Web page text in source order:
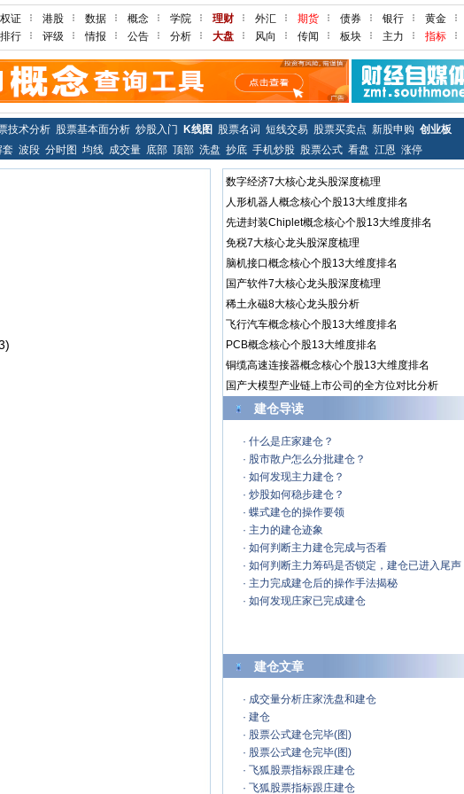
权证 港股 数据 概念 学院 理财 外汇 期货 债券 银行 黄金
排行 评级 情报 公告 分析 大盘 风向 传闻 板块 主力 指标
技术分析 股票基本面分析 炒股入门 K线图 股票名词 短线交易 股票买卖点 新股申购 创业板
套 波段 分时图 均线 成交量 底部 顶部 洗盘 抄底 手机炒股 股票公式 看盘 江恩 涨停
数字经济7大核心龙头股深度梳理
人形机器人概念核心个股13大维度排名
先进封装Chiplet概念核心个股13大维度排名
免税7大核心龙头股深度梳理
脑机接口概念核心个股13大维度排名
国产软件7大核心龙头股深度梳理
稀土永磁8大核心龙头股分析
飞行汽车概念核心个股13大维度排名
PCB概念核心个股13大维度排名
铜缆高速连接器概念核心个股13大维度排名
国产大模型产业链上市公司的全方位对比分析
建仓导读
· 什么是庄家建仓？
· 股市散户怎么分批建仓？
· 如何发现主力建仓？
· 炒股如何稳步建仓？
· 蝶式建仓的操作要领
· 主力的建仓迹象
· 如何判断主力建仓完成与否看
· 如何判断主力筹码是否锁定，建仓已进入尾声
· 主力完成建仓后的操作手法揭秘
· 如何发现庄家已完成建仓
建仓文章
· 成交量分析庄家洗盘和建仓
· 建仓
· 股票公式建仓完毕(图)
· 股票公式建仓完毕(图)
· 飞狐股票指标跟庄建仓
· 飞狐股票指标跟庄建仓